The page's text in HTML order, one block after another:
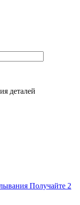
деталей
Получайте 2